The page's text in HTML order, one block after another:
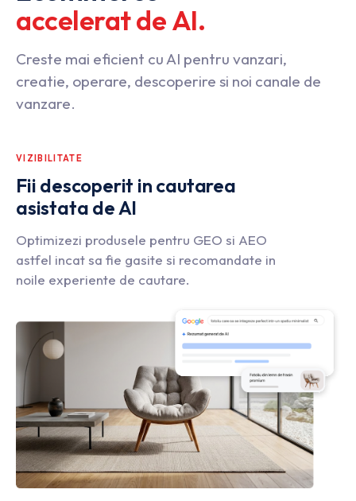
acceleratdeAI.
Creste mai eficient cu AI pentru vanzari,
creatie, operare, descoperire si noi canale de
vanzare.
VIZIBILITATE
Fii descoperit in cautarea
asistata de AI
Optimizezi produsele pentru GEO si AEO
astfel incat sa fie gasite si recomandate in
noile experiente de cautare.